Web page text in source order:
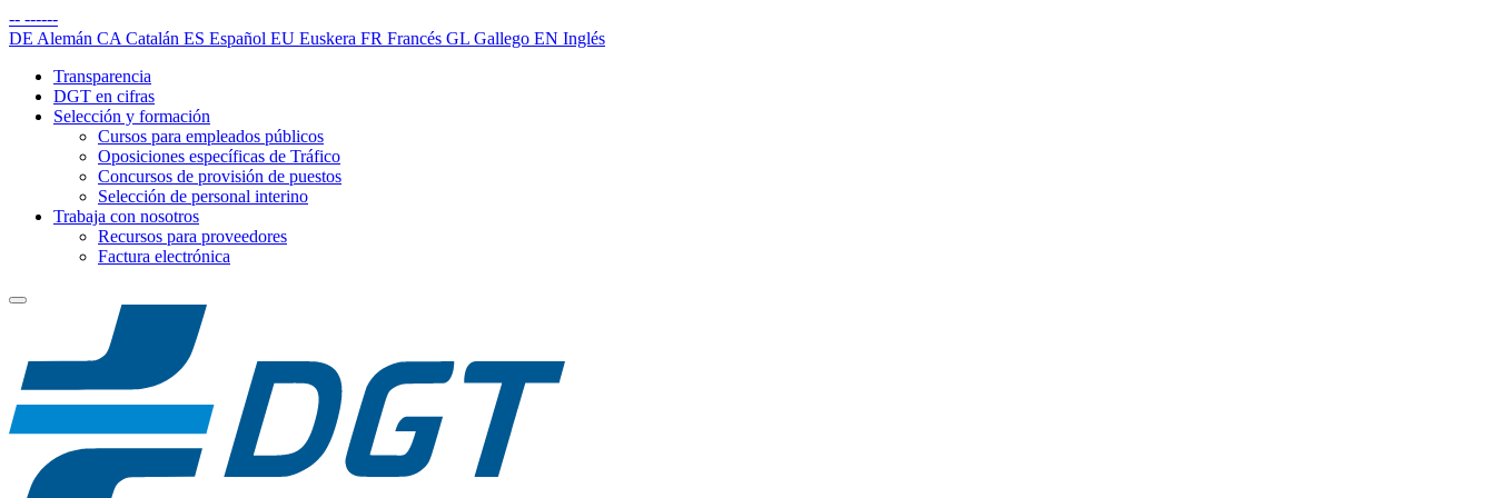
-- ------
DE Alemán CA Catalán ES Español EU Euskera FR Francés GL Gallego EN Inglés
Transparencia
DGT en cifras
Selección y formación
Cursos para empleados públicos
Oposiciones específicas de Tráfico
Concursos de provisión de puestos
Selección de personal interino
Trabaja con nosotros
Recursos para proveedores
Factura electrónica